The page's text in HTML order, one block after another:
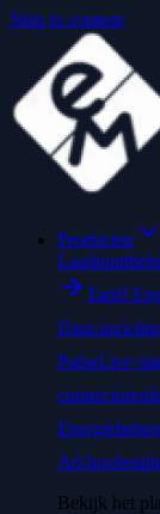
Skip to content
Producten
Tariff
Data-
PulseLive
connectoren
Ad-
Bekijk het